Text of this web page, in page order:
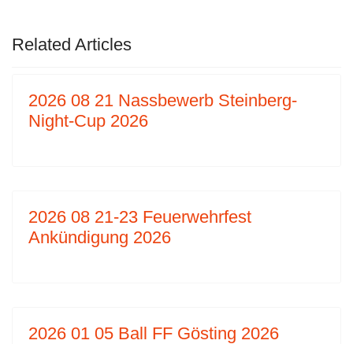
Related Articles
2026 08 21 Nassbewerb Steinberg-
Night-Cup 2026
2026 08 21-23 Feuerwehrfest
Ankündigung 2026
2026 01 05 Ball FF Gösting 2026